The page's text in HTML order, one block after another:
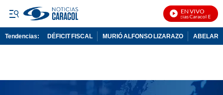
EN VIVO
Noticias Caracol En Vivo
Tendencias: DÉFICIT FISCAL MURIÓ ALFONSO LIZARAZO